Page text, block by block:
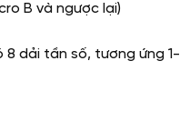
B và ngược lại)
8 dải tần số, tương ứng